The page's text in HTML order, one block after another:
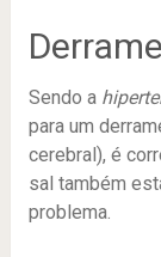
Sendo a
para um
cerebral), é
sal também
problema.